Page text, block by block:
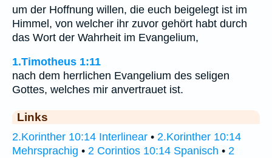
um der Hoffnung willen, die euch beigelegt ist im
Himmel, von welcher ihr zuvor gehört habt durch
das Wort der Wahrheit im Evangelium,
1.Timotheus 1:11
nach dem herrlichen Evangelium des seligen
Gottes, welches mir anvertrauet ist.
Links
2.Korinther 10:14 Interlinear • 2.Korinther 10:14
Mehrsprachig • 2 Corintios 10:14 Spanisch • 2